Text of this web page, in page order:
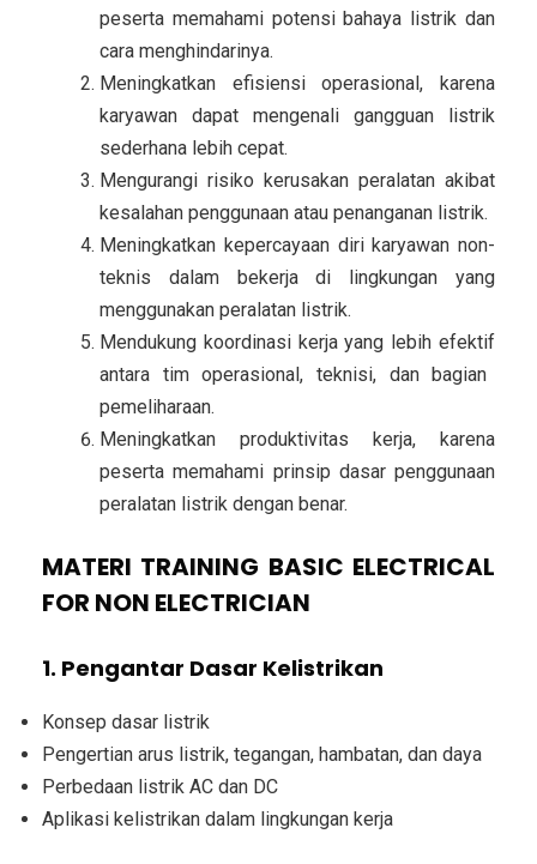
peserta memahami potensi bahaya listrik dan
cara menghindarinya.
Meningkatkan efisiensi operasional, karena
karyawan dapat mengenali gangguan listrik
sederhana lebih cepat.
Mengurangi risiko kerusakan peralatan akibat
kesalahan penggunaan atau penanganan listrik.
Meningkatkan kepercayaan diri karyawan non-
teknis dalam bekerja di lingkungan yang
menggunakan peralatan listrik.
Mendukung koordinasi kerja yang lebih efektif
antara tim operasional, teknisi, dan bagian
pemeliharaan.
Meningkatkan produktivitas kerja, karena
peserta memahami prinsip dasar penggunaan
peralatan listrik dengan benar.
MATERI TRAINING BASIC ELECTRICAL
FOR NON ELECTRICIAN
1. Pengantar Dasar Kelistrikan
Konsep dasar listrik
Pengertian arus listrik, tegangan, hambatan, dan daya
Perbedaan listrik AC dan DC
Aplikasi kelistrikan dalam lingkungan kerja